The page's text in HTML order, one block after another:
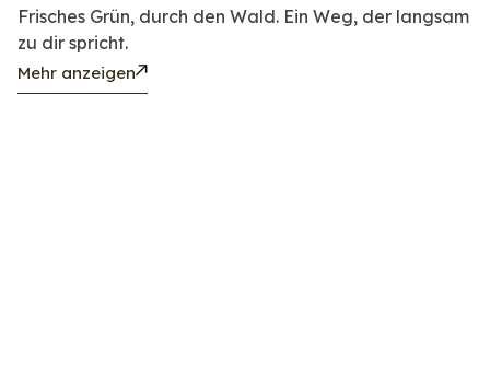
Frisches Grün, durch den Wald. Ein Weg, der langsam
zu dir spricht.
Mehr anzeigen